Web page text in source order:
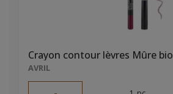
Crayon contour lèvres Mûre bio
AVRIL